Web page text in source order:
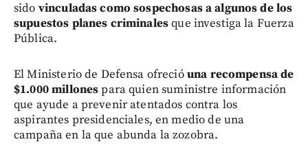
sido vinculadas como sospechosas a algunos de los
supuestos planes criminalesque investiga la Fuerza
Pública.
El Ministerio de Defensa ofrecióuna recompensa de
$1.000 millonespara quien suministre información
que ayude a prevenir atentados contra los
aspirantes presidenciales, en medio de una
campaña en la que abunda la zozobra.